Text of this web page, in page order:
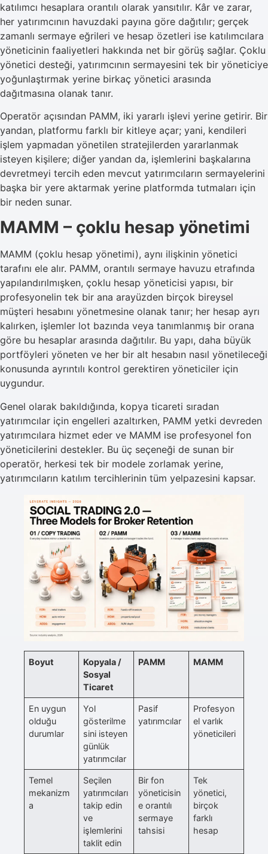
katılımcı hesaplara orantılı olarak yansıtılır. Kâr ve zarar,
her yatırımcının havuzdaki payına göre dağıtılır; gerçek
zamanlı sermaye eğrileri ve hesap özetleri ise katılımcılara
yöneticinin faaliyetleri hakkında net bir görüş sağlar. Çoklu
yönetici desteği, yatırımcının sermayesini tek bir yöneticiye
yoğunlaştırmak yerine birkaç yönetici arasında
dağıtmasına olanak tanır.
Operatör açısından PAMM, iki yararlı işlevi yerine getirir. Bir
yandan, platformu farklı bir kitleye açar; yani, kendileri
işlem yapmadan yönetilen stratejilerden yararlanmak
isteyen kişilere; diğer yandan da, işlemlerini başkalarına
devretmeyi tercih eden mevcut yatırımcıların sermayelerini
başka bir yere aktarmak yerine platformda tutmaları için
bir neden sunar.
MAMM – çoklu hesap yönetimi
MAMM (çoklu hesap yönetimi), aynı ilişkinin yönetici
tarafını ele alır. PAMM, orantılı sermaye havuzu etrafında
yapılandırılmışken, çoklu hesap yöneticisi yapısı, bir
profesyonelin tek bir ana arayüzden birçok bireysel
müşteri hesabını yönetmesine olanak tanır; her hesap ayrı
kalırken, işlemler lot bazında veya tanımlanmış bir orana
göre bu hesaplar arasında dağıtılır. Bu yapı, daha büyük
portföyleri yöneten ve her bir alt hesabın nasıl yönetileceği
konusunda ayrıntılı kontrol gerektiren yöneticiler için
uygundur.
Genel olarak bakıldığında, kopya ticareti sıradan
yatırımcılar için engelleri azaltırken, PAMM yetki devreden
yatırımcılara hizmet eder ve MAMM ise profesyonel fon
yöneticilerini destekler. Bu üç seçeneği de sunan bir
operatör, herkesi tek bir modele zorlamak yerine,
yatırımcıların katılım tercihlerinin tüm yelpazesini kapsar.
Boyut
Kopyala /
Sosyal
Ticaret
PAMM MAMM
En uygun
olduğu
durumlar
Yol
gösterilme
sini isteyen
günlük
yatırımcılar
Pasif
yatırımcılar
Profesyon
el varlık
yöneticileri
Temel
mekanizm
a
Seçilen
yatırımcıları
takip edin
ve
işlemlerini
taklit edin
Bir fon
yöneticisin
e orantılı
sermaye
tahsisi
Tek
yönetici,
birçok
farklı
hesap